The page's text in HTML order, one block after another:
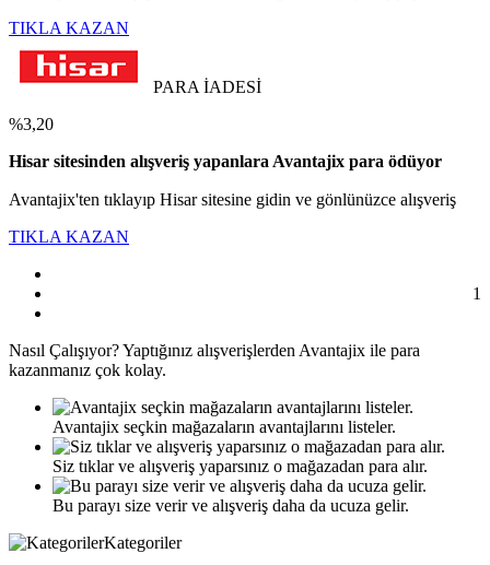
TIKLA KAZAN
PARA İADESİ
%3,20
Hisar sitesinden alışveriş yapanlara Avantajix para ödüyor
Avantajix'ten tıklayıp Hisar sitesine gidin ve gönlünüzce alışveriş
TIKLA KAZAN
1
Nasıl Çalışıyor?Yaptığınız alışverişlerden Avantajix ile para
kazanmanız çok kolay.
Avantajix seçkin mağazaların avantajlarını listeler.
Siz tıklar ve alışveriş yaparsınız o mağazadan para alır.
Bu parayı size verir ve alışveriş daha da ucuza gelir.
Kategoriler